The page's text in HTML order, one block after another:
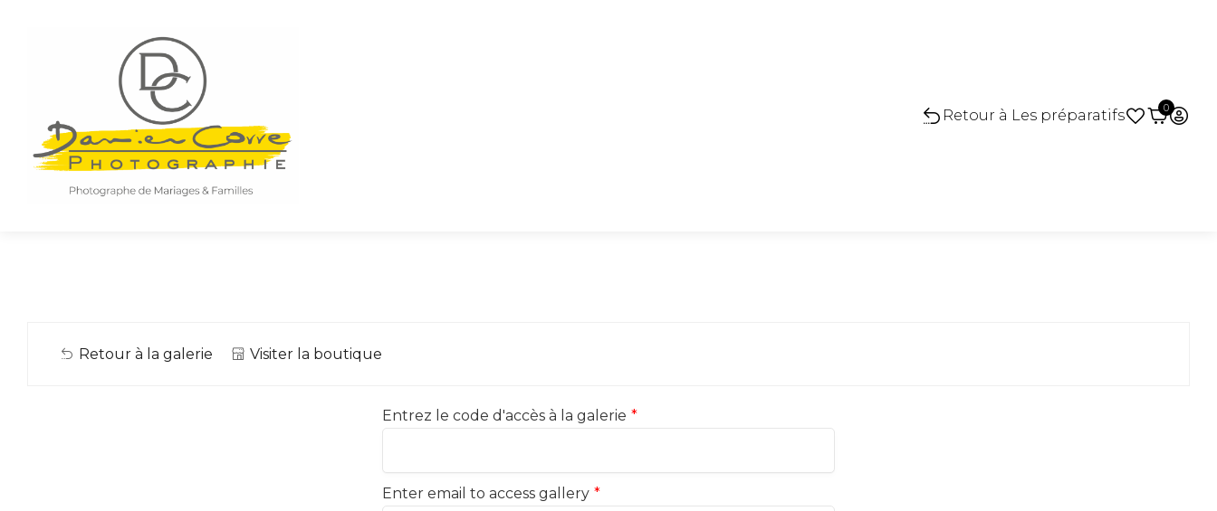
Retour à Les préparatifs 0
Retour à la galerie Visiter la boutique
Entrez le code d'accès à la galerie *
Enter email to access gallery *